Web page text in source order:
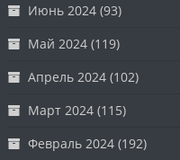
Июнь 2024 (93)
Май 2024 (119)
Апрель 2024 (102)
Март 2024 (115)
Февраль 2024 (192)